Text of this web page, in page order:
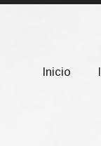
Inicio